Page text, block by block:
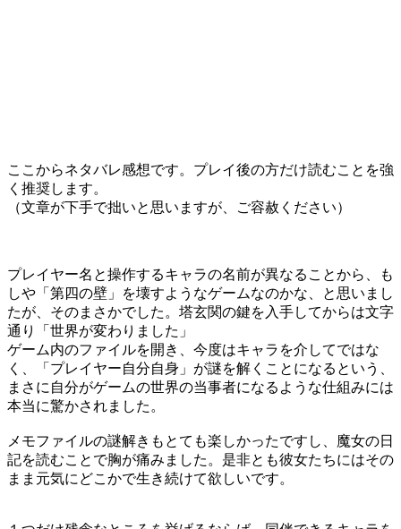
ここからネタバレ感想です。プレイ後の方だけ読むことを強
く推奨します。
（文章が下手で拙いと思いますが、ご容赦ください）
プレイヤー名と操作するキャラの名前が異なることから、も
しや「第四の壁」を壊すようなゲームなのかな、と思いまし
たが、そのまさかでした。塔玄関の鍵を入手してからは文字
通り「世界が変わりました」
ゲーム内のファイルを開き、今度はキャラを介してではな
く、「プレイヤー自分自身」が謎を解くことになるという、
まさに自分がゲームの世界の当事者になるような仕組みには
本当に驚かされました。
メモファイルの謎解きもとても楽しかったですし、魔女の日
記を読むことで胸が痛みました。是非とも彼女たちにはその
まま元気にどこかで生き続けて欲しいです。